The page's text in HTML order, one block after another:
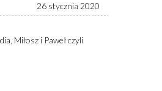
26 stycznia 2020
Miłosz i Paweł czyli